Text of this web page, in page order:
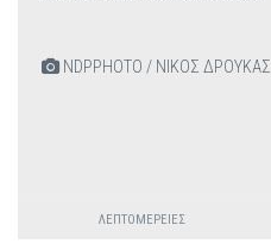
NDPPHOTO / ΝΙΚΟΣ ΔΡΟΥΚΑΣ
ΛΕΠΤΟΜΈΡΕΙΕΣ